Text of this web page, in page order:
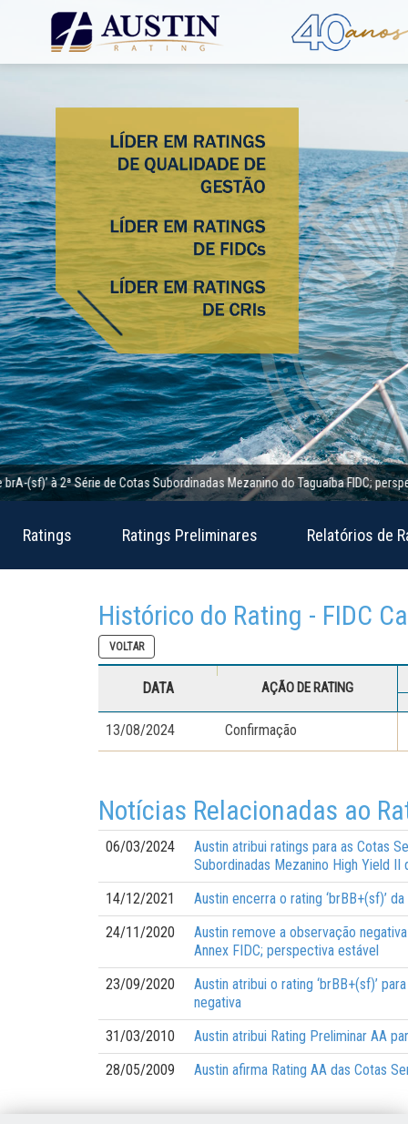
2ª Série de Cotas Subordinadas Mezanino do Taguaíba FIDC; perspectiva
Ratings Ratings Preliminares Relatórios de
Histórico do Rating - FIDC
VOLTAR
DATA AÇÃO DE RATING
13/08/2024 Confirmação
Notícias Relacionadas ao
06/03/2024
Austin atribui ratings para as Cotas
Subordinadas Mezanino High Yield
14/12/2021
Austin encerra o rating ‘brBB+(sf)’
24/11/2020
Austin remove a observação
Annex FIDC; perspectiva estável
23/09/2020
Austin atribui o rating ‘brBB+(sf)’
negativa
31/03/2010
Austin atribui Rating Preliminar AA
28/05/2009
Austin afirma Rating AA das Cotas